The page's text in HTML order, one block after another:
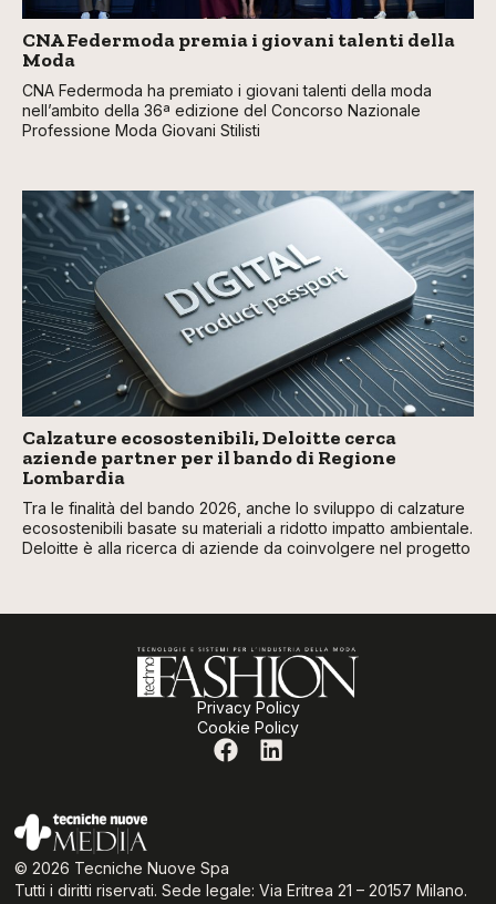
CNA Federmoda premia i giovani talenti della
Moda
CNA Federmoda ha premiato i giovani talenti della moda
nell’ambito della 36ª edizione del Concorso Nazionale
Professione Moda Giovani Stilisti
Calzature ecosostenibili, Deloitte cerca
aziende partner per il bando di Regione
Lombardia
Tra le finalità del bando 2026, anche lo sviluppo di calzature
ecosostenibili basate su materiali a ridotto impatto ambientale.
Deloitte è alla ricerca di aziende da coinvolgere nel progetto
Privacy Policy
Cookie Policy
© 2026 Tecniche Nuove Spa
Tutti i diritti riservati. Sede legale: Via Eritrea 21 – 20157 Milano.